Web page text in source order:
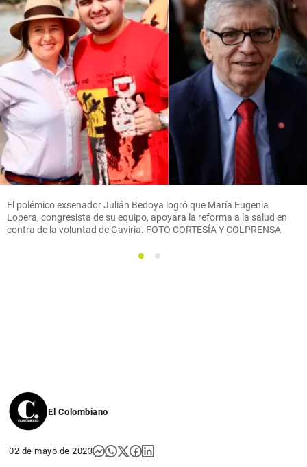
El polémico exsenador Julián Bedoya logró que María Eugenia
Lopera, congresista de su equipo, apoyara la reforma a la salud en
contra de la voluntad de Gaviria. FOTO CORTESÍA Y COLPRENSA
1 2
El Colombiano
02 de mayo de 2023